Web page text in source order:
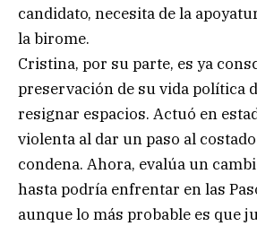
candidato, necesita de la
la birome.
Cristina, por su parte, es ya
preservación de su vida política
resignar espacios. Actuó en
violenta al dar un paso al
condena. Ahora, evalúa un
hasta podría enfrentar en las
aunque lo más probable es que